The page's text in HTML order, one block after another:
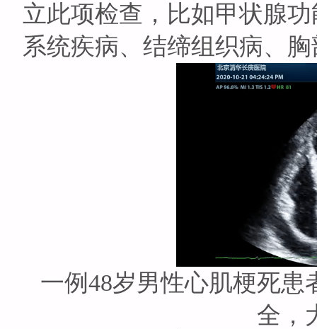
立此项检查，比如甲状腺
系统疾病、结缔组织病、
一例48岁男性心肌梗死
全，